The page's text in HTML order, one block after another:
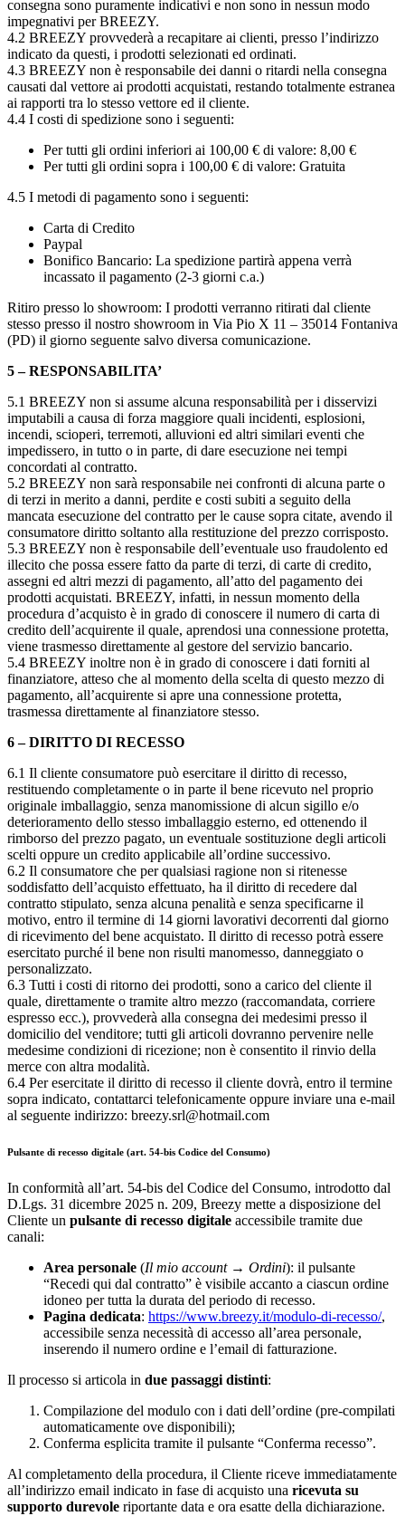
consegna sono puramente indicativi e non sono in nessun modo
impegnativi per BREEZY.
4.2 BREEZY provvederà a recapitare ai clienti, presso l’indirizzo
indicato da questi, i prodotti selezionati ed ordinati.
4.3 BREEZY non è responsabile dei danni o ritardi nella consegna
causati dal vettore ai prodotti acquistati, restando totalmente estranea
ai rapporti tra lo stesso vettore ed il cliente.
4.4 I costi di spedizione sono i seguenti:
Per tutti gli ordini inferiori ai 100,00 € di valore: 8,00 €
Per tutti gli ordini sopra i 100,00 € di valore: Gratuita
4.5 I metodi di pagamento sono i seguenti:
Carta di Credito
Paypal
Bonifico Bancario: La spedizione partirà appena verrà
incassato il pagamento (2-3 giorni c.a.)
Ritiro presso lo showroom: I prodotti verranno ritirati dal cliente
stesso presso il nostro showroom in Via Pio X 11 – 35014 Fontaniva
(PD) il giorno seguente salvo diversa comunicazione.
5 – RESPONSABILITA’
5.1 BREEZY non si assume alcuna responsabilità per i disservizi
imputabili a causa di forza maggiore quali incidenti, esplosioni,
incendi, scioperi, terremoti, alluvioni ed altri similari eventi che
impedissero, in tutto o in parte, di dare esecuzione nei tempi
concordati al contratto.
5.2 BREEZY non sarà responsabile nei confronti di alcuna parte o
di terzi in merito a danni, perdite e costi subiti a seguito della
mancata esecuzione del contratto per le cause sopra citate, avendo il
consumatore diritto soltanto alla restituzione del prezzo corrisposto.
5.3 BREEZY non è responsabile dell’eventuale uso fraudolento ed
illecito che possa essere fatto da parte di terzi, di carte di credito,
assegni ed altri mezzi di pagamento, all’atto del pagamento dei
prodotti acquistati. BREEZY, infatti, in nessun momento della
procedura d’acquisto è in grado di conoscere il numero di carta di
credito dell’acquirente il quale, aprendosi una connessione protetta,
viene trasmesso direttamente al gestore del servizio bancario.
5.4 BREEZY inoltre non è in grado di conoscere i dati forniti al
finanziatore, atteso che al momento della scelta di questo mezzo di
pagamento, all’acquirente si apre una connessione protetta,
trasmessa direttamente al finanziatore stesso.
6 – DIRITTO DI RECESSO
6.1 Il cliente consumatore può esercitare il diritto di recesso,
restituendo completamente o in parte il bene ricevuto nel proprio
originale imballaggio, senza manomissione di alcun sigillo e/o
deterioramento dello stesso imballaggio esterno, ed ottenendo il
rimborso del prezzo pagato, un eventuale sostituzione degli articoli
scelti oppure un credito applicabile all’ordine successivo.
6.2 Il consumatore che per qualsiasi ragione non si ritenesse
soddisfatto dell’acquisto effettuato, ha il diritto di recedere dal
contratto stipulato, senza alcuna penalità e senza specificarne il
motivo, entro il termine di 14 giorni lavorativi decorrenti dal giorno
di ricevimento del bene acquistato. Il diritto di recesso potrà essere
esercitato purché il bene non risulti manomesso, danneggiato o
personalizzato.
6.3 Tutti i costi di ritorno dei prodotti, sono a carico del cliente il
quale, direttamente o tramite altro mezzo (raccomandata, corriere
espresso ecc.), provvederà alla consegna dei medesimi presso il
domicilio del venditore; tutti gli articoli dovranno pervenire nelle
medesime condizioni di ricezione; non è consentito il rinvio della
merce con altra modalità.
6.4 Per esercitate il diritto di recesso il cliente dovrà, entro il termine
sopra indicato, contattarci telefonicamente oppure inviare una e-mail
al seguente indirizzo: breezy.srl@hotmail.com
Pulsante di recesso digitale (art. 54-bis Codice del Consumo)
In conformità all’art. 54-bis del Codice del Consumo, introdotto dal
D.Lgs. 31 dicembre 2025 n. 209, Breezy mette a disposizione del
Cliente un pulsante di recesso digitale accessibile tramite due
canali:
Area personale (Il mio account → Ordini): il pulsante
“Recedi qui dal contratto” è visibile accanto a ciascun ordine
idoneo per tutta la durata del periodo di recesso.
Pagina dedicata: https://www.breezy.it/modulo-di-recesso/,
accessibile senza necessità di accesso all’area personale,
inserendo il numero ordine e l’email di fatturazione.
Il processo si articola in due passaggi distinti:
Compilazione del modulo con i dati dell’ordine (pre-compilati
automaticamente ove disponibili);
Conferma esplicita tramite il pulsante “Conferma recesso”.
Al completamento della procedura, il Cliente riceve immediatamente
all’indirizzo email indicato in fase di acquisto una ricevuta su
supporto durevole riportante data e ora esatte della dichiarazione.